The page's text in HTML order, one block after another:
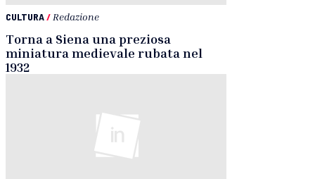
CULTURA/ Redazione
Torna a Siena una preziosa
miniatura medievale rubata nel
1932